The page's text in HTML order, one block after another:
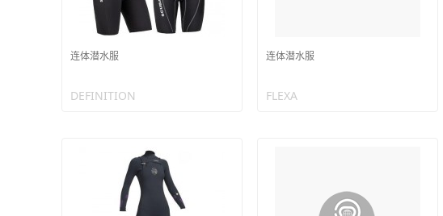
连体潜水服
DEFINITION
连体潜水服
FLEXA